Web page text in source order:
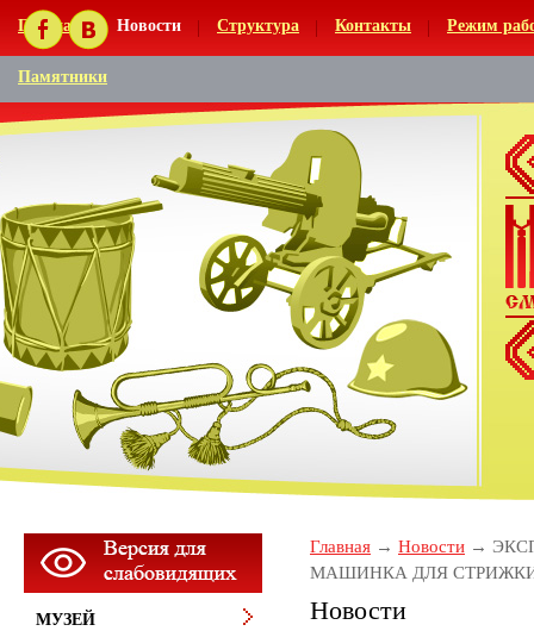
Главная Новости Структура Контакты Режим
Памятники
Главная Новости
МАШИНКА ДЛЯ
Новости
МУЗЕЙ